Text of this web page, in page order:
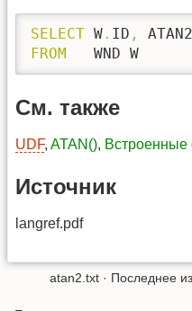
SELECT W. ID , ATAN2
FROM
   WND W
См. также
UDF, ATAN(), Встроенные
Источник
langref.pdf
atan2.txt · Последнее